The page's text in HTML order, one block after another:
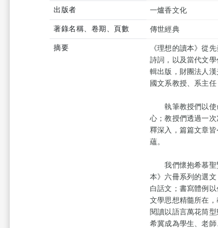
出版者 一爐香文化
著錄名稱、卷期、頁數 傳世經典
摘要
《理想的讀本》從
詩詞，以及當代文
輯出版，財團法人
國文系教授、系主
執筆教授們以使
心；教授們透過一
釋深入，篇篇文章
蘊。
我們懷抱希慕聖
本》六冊系列的選
白話文；書寫體例
文學思想精髓所在
閱讀以語言萬花筒
希冀成為學生、老